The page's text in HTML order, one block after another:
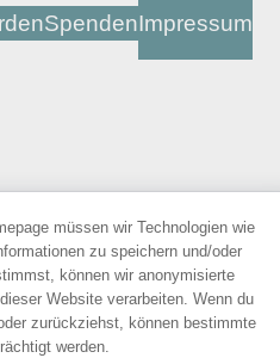
SpendenImpressum
müssen wir Technologien wie
zu speichern und/oder
können wir anonymisierte
Website verarbeiten. Wenn du
zurückziehst, können bestimmte
werden.